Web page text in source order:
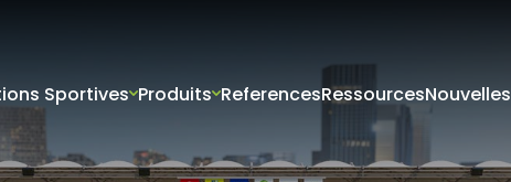
Sportives Produits ReferencesRessourcesNouvelles
KORUNMASI
ÇEREZ POLİTİKASI
veri sorumlusu olarak Firma Adı (“ŞİRKET” veya Firma Adı” olarak